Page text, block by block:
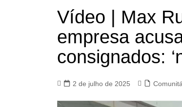
Vídeo | Max
empresa
consignados:
2 de julho de 2025